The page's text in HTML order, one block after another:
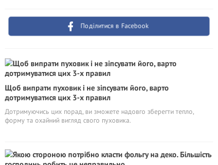
Поділитися в Facebook
Щоб випрати пуховик і не зіпсувати його, варто
дотримуватися цих 3-х правил
Дотримуючись цих порад, ви зможете надовго зберегти тепло,
форму та охайний вигляд свого пуховика.